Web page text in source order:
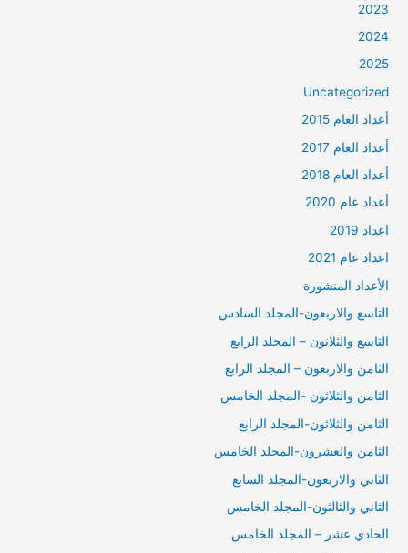
2023
2024
2025
Uncategorized
أعداد العام 2015
أعداد العام 2017
أعداد العام 2018
أعداد عام 2020
اعداد 2019
اعداد عام 2021
الأعداد المنشورة
التاسع والاربعون-المجلد السادس
التاسع والثلانون – المجلد الرابع
الثامن والاربعون – المجلد الرابع
الثامن والثلاثون -المجلد الخامس
الثامن والثلاثون-المجلد الرابع
الثامن والعشرون-المجلد الخامس
الثاني والاربعون-المجلد السابع
الثاني والثالثون-المجلد الخامس
الحادي عشر – المجلد الخامس